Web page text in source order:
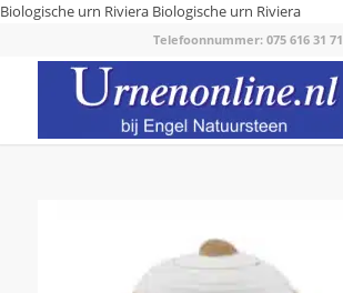
Biologische urn Riviera Biologische urn Riviera
Telefoonnummer: 075 616 31 71